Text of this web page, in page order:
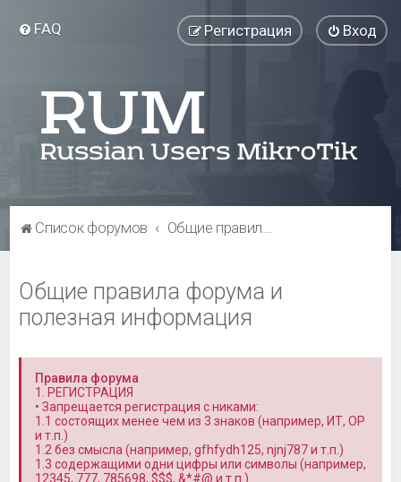
FAQ Вход
Регистрация
Список форумов Общие правила форума и полезная информация
Общие правила форума и
полезная информация
Правила форума
1. РЕГИСТРАЦИЯ
• Запрещается регистрация с никами:
1.1 состоящих менее чем из 3 знаков (например, ИТ, OP
и т.п.)
1.2 без смысла (например, gfhfydh125, njnj787 и т.п.)
1.3 содержащими одни цифры или символы (например,
12345, 777, 785698, $$$, &*#@ и т.п.)